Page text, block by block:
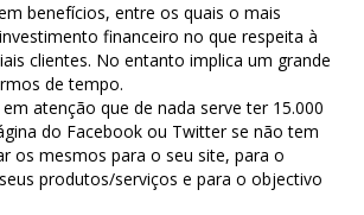
benefícios, entre os quais o mais
financeiro no que respeita à
clientes. No entanto implica um grande
de tempo.
atenção que de nada serve ter 15.000
do Facebook ou Twitter se não tem
os mesmos para o seu site, para o
produtos/serviços e para o objectivo